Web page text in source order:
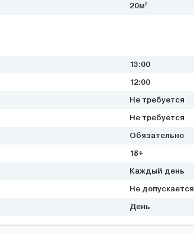
20м2
13:00
12:00
Не требуется
Не требуется
Обязательно
18+
Каждый день
Не допускается
День